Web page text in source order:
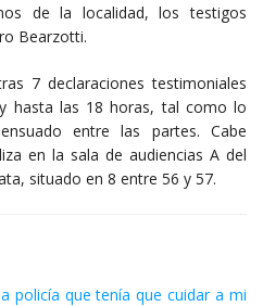
de la localidad, los testigos
Bearzotti.
7 declaraciones testimoniales
hasta las 18 horas, tal como lo
entre las partes. Cabe
en la sala de audiencias A del
situado en 8 entre 56 y 57.
policía que tenía que cuidar a mi